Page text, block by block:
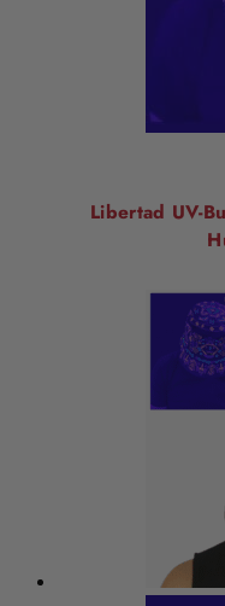
Libertad UV-